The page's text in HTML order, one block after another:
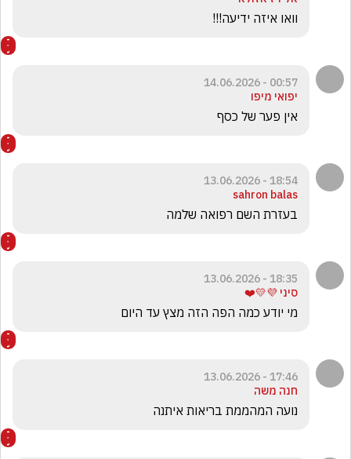
וואו איזה ידיעה!!!
00:57 - 14.06.2026
יפואי מיפו
אין פער של כסף
18:54 - 13.06.2026
sahron balas
בעזרת השם רפואה שלמה
18:35 - 13.06.2026
סיני 💜💛❤️
מי יודע כמה הפה הזה מצץ עד היום
17:46 - 13.06.2026
חנה משה
נועה המהממת בריאות איתנה